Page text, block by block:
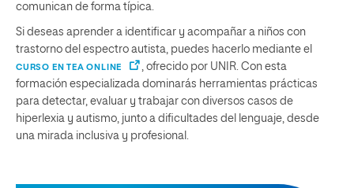
comunican de forma típica.
Si deseas aprender a identificar y acompañar a niños con
trastorno del espectro autista, puedes hacerlo mediante el
CURSO EN TEA ONLINE
, ofrecido por UNIR. Con esta
formación especializada dominarás herramientas prácticas
para detectar, evaluar y trabajar con diversos casos de
hiperlexia y autismo, junto a dificultades del lenguaje, desde
una mirada inclusiva y profesional.